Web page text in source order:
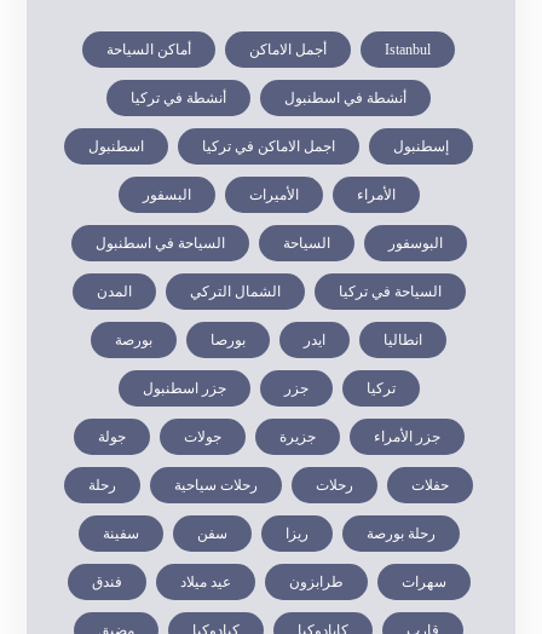
Istanbul أجمل الاماكن أماكن السياحة
أنشطة في اسطنبول أنشطة في تركيا
إسطنبول اجمل الاماكن في تركيا اسطنبول
الأمراء الأميرات البسفور
البوسفور السياحة السياحة في اسطنبول
السياحة في تركيا الشمال التركي المدن
انطاليا ايدر بورصا بورصة
تركيا جزر جزر اسطنبول
جزر الأمراء جزيرة جولات جولة
حفلات رحلات رحلات سياحية رحلة
رحلة بورصة ريزا سفن سفينة
سهرات طرابزون عيد ميلاد فندق
قارب كابادوكيا كبادوكيا مضيق